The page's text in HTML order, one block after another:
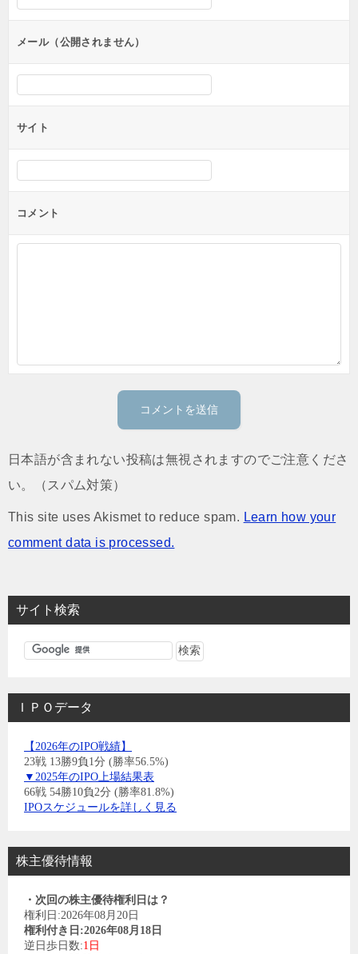
ンメール（公開されません）
サイト
コメント
日本語が含まれない投稿は無視されますのでご注意くださ
い。（スパム対策）
This site uses Akismet to reduce spam. Learn how your
comment data is processed.
サイト検索
ＩＰＯデータ
【2026年のIPO戦績】
23戦 13勝9負1分 (勝率56.5%)
▼2025年のIPO上場結果表
66戦 54勝10負2分 (勝率81.8%)
IPOスケジュールを詳しく見る
株主優待情報
・次回の株主優待権利日は？
権利日:2026年08月20日
権利付き日:2026年08月18日
逆日歩日数:1日